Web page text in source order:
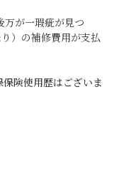
万が一瑕疵が見つ
）の補修費用が支払
険使用歴はございま